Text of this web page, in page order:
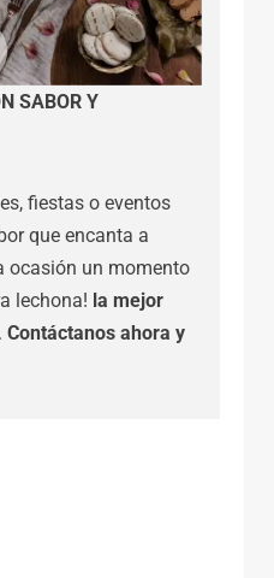
SABOR Y
fiestas o eventos
que encanta a
ocasión un momento
lechona! la mejor
. Contáctanos ahora y